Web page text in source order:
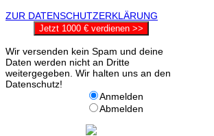
ZUR DATENSCHUTZERKLÄRUNG
Jetzt 1000 € verdienen >>
Wir versenden kein Spam und deine
Daten werden nicht an Dritte
weitergegeben. Wir halten uns an den
Datenschutz!
Anmelden
Abmelden